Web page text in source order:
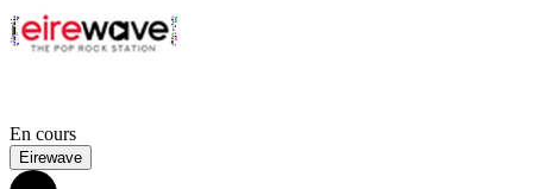
En cours
Eirewave